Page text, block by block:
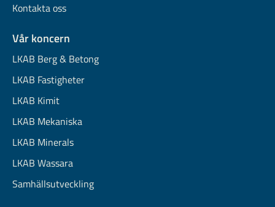
Kontakta oss
Vår koncern
LKAB Berg & Betong
LKAB Fastigheter
LKAB Kimit
LKAB Mekaniska
LKAB Minerals
LKAB Wassara
Samhällsutveckling